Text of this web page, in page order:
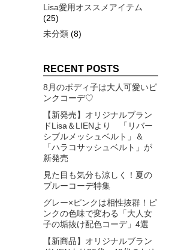
Lisa愛用オススメアイテム
(25)
未分類 (8)
RECENT POSTS
8月のボディ子は大人可愛いピ
ンクコーデ♡
【新発売】オリジナルブラン
ドLisa＆LIENより 「リバー
シブルメッシュベルト」＆
「ハラコサッシュベルト」が
新発売
見た目も気分も涼しく！夏の
ブルーコーデ特集
グレー×ピンクは相性抜群！ピ
ンクの色味で変わる「大人女
子の垢抜け配色コーデ」4選
【新商品】オリジナルブラン